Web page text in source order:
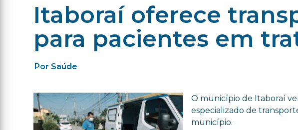
Itaboraí oferece
para pacientes em
Por Saúde
O município de Itaboraí
especializado de
município.